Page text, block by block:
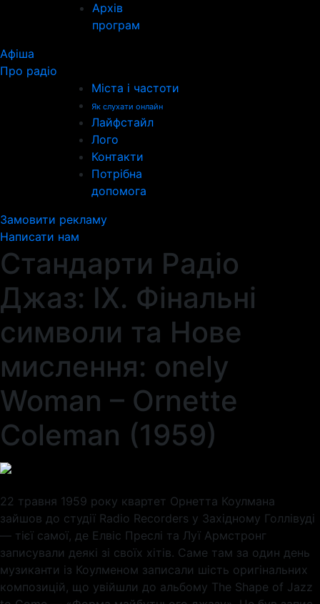
Архів
програм
Афіша
Про радіо
Міста і частоти
Як слухати онлайн
Лайфстайл
Лого
Контакти
Потрібна
допомога
Замовити рекламу
Написати нам
Стандарти Радіо
Джаз: IX. Фінальні
символи та Нове
мислення: onely
Woman – Ornette
Coleman (1959)
22 травня 1959 року квартет Орнетта Коулмана
зайшов до студії Radio Recorders у Західному Голлівуді
— тієї самої, де Елвіс Преслі та Луї Армстронг
записували деякі зі своїх хітів. Саме там за один день
музиканти із Коулменом записали шість оригінальних
композицій, що увійшли до альбому The Shape of Jazz